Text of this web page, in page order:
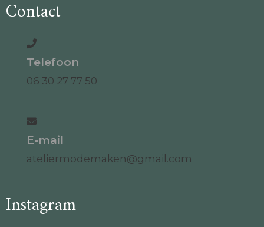
Contact
Telefoon
06 30 27 77 50
E-mail
ateliermodemaken@gmail.com
Instagram